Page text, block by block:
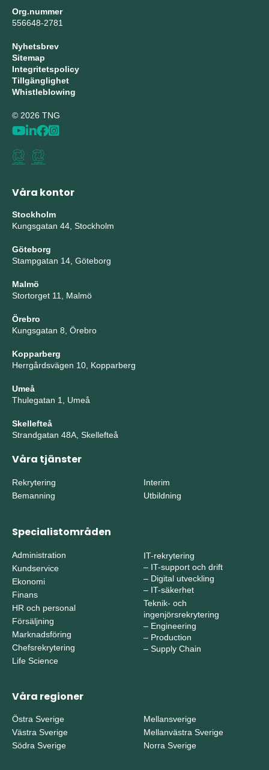
Org.nummer
556648-2781
Nyhetsbrev
Sitemap
Integritetspolicy
Tillgänglighet
Whistleblowing
© 2026 TNG
Våra kontor
Stockholm
Kungsgatan 44, Stockholm
Göteborg
Stampgatan 14, Göteborg
Malmö
Stortorget 11, Malmö
Örebro
Kungsgatan 8, Örebro
Kopparberg
Herrgårdsvägen 10, Kopparberg
Umeå
Thulegatan 1, Umeå
Skellefteå
Strandgatan 48A, Skellefteå
Våra tjänster
Rekrytering
Bemanning
Interim
Utbildning
Specialistområden
Administration
Kundservice
Ekonomi
Finans
HR och personal
Försäljning
Marknadsföring
Chefsrekrytering
Life Science
IT-rekrytering
– IT-support och drift
– Digital utveckling
– IT-säkerhet
Teknik- och
ingenjörsrekrytering
– Engineering
– Production
– Supply Chain
Våra regioner
Östra Sverige
Västra Sverige
Södra Sverige
Mellansverige
Mellanvästra Sverige
Norra Sverige